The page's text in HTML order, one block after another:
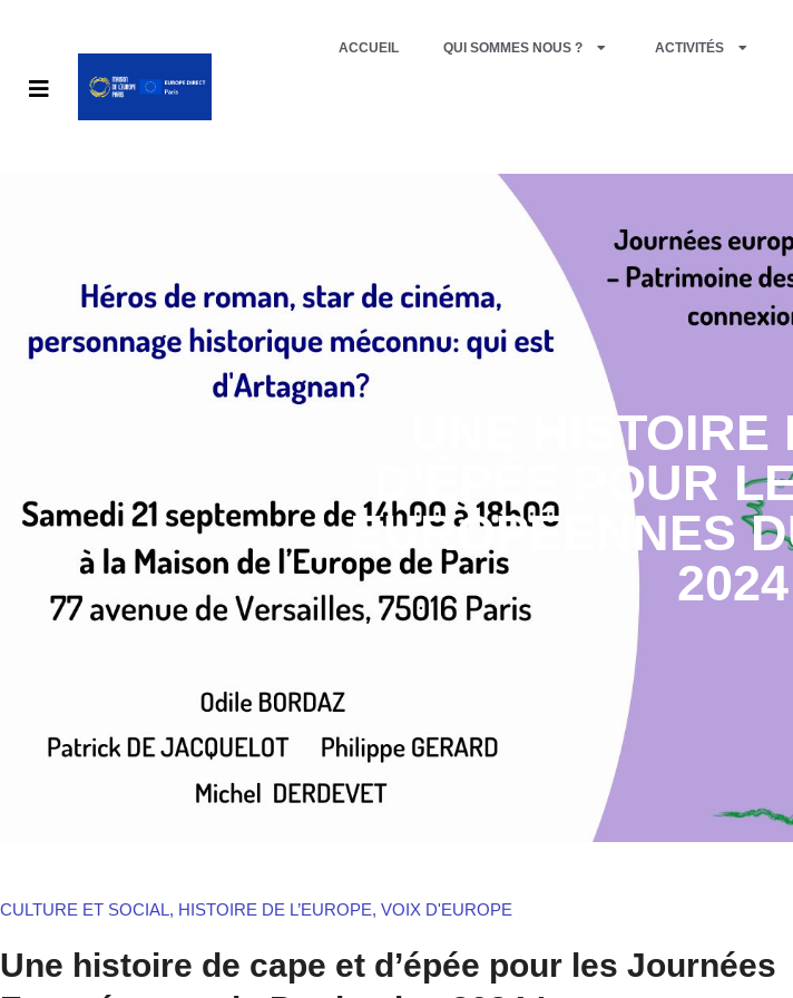
ACCUEIL QUI SOMMES NOUS ? ACTIVITÉS
UNE
D’ÉPÉE POUR
EUROPÉENNES
CULTURE ET SOCIAL, HISTOIRE DE L’EUROPE, VOIX D'EUROPE
Une histoire de cape et d’épée pour les Journées